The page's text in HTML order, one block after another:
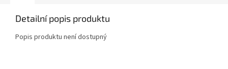
Detailní popis produktu
Popis produktu není dostupný